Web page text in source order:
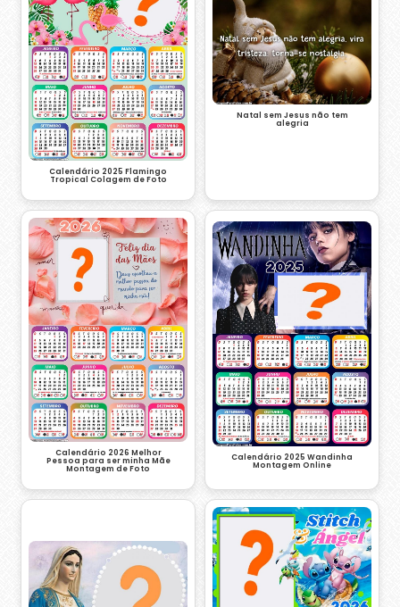
Calendário 2025 Flamingo
Tropical Colagem de Foto
Natal sem Jesus não tem
alegria
Calendário 2026 Melhor
Pessoa para ser minha Mãe
Montagem de Foto
Calendário 2025 Wandinha
Montagem Online